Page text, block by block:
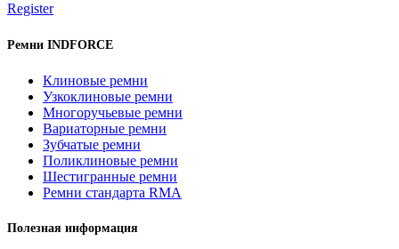
Register
Ремни INDFORCE
Клиновые ремни
Узкоклиновые ремни
Многоручьевые ремни
Вариаторные ремни
Зубчатые ремни
Поликлиновые ремни
Шестигранные ремни
Ремни стандарта RMA
Полезная информация